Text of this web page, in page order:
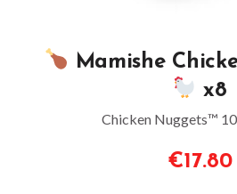
Mamishe
x8
Chicken Nuggets™
€17.80